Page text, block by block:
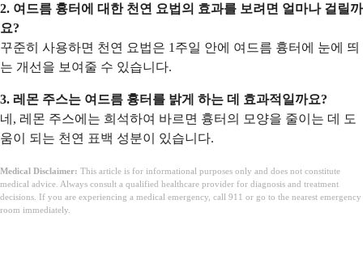
2. 여드름 흉터에 대한 천연 요법의 효과를 보려면 얼마나 걸릴까
요?
꾸준히 사용하면 천연 요법은 1주일 안에 여드름 흉터에 눈에 띄
는 개선을 보여줄 수 있습니다.
3. 레몬 주스는 여드름 흉터를 밝게 하는 데 효과적일까요?
네, 레몬 주스에는 희석하여 바르면 흉터의 모양을 줄이는 데 도
움이 되는 천연 표백 성분이 있습니다.
Medical Disclaimer: This article is for informational purposes only and does not constitute
medical advice. Always consult a qualified healthcare provider for diagnosis and treatment
decisions. If you are experiencing a medical emergency, call 911 or go to the nearest emergency
room immediately.